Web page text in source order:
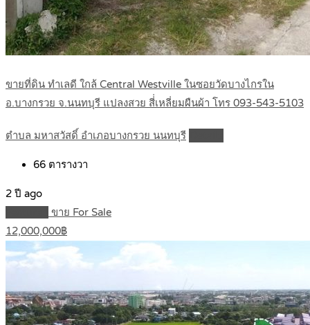
ขายที่ดิน ทำเลดี ใกล้ Central Westville ในซอยวัดบางไกรใน
อ.บางกรวย จ.นนทบุรี แปลงสวย สี่่เหลี่ยมผืนผ้า โทร 093-543-5103
ตำบล มหาสวัสดิ์ อำเภอบางกรวย นนทบุรี
66 ตารางวา
2 ปี ago
ขาย For Sale
12,000,000฿